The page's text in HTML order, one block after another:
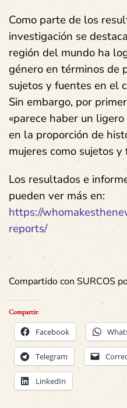
Como parte de los
investigación se
región del mundo ha
género en términos de
sujetos y fuentes en el
Sin embargo, por
«parece haber un
en la proporción de
mujeres como sujetos y
Los resultados e
pueden ver más en:
https://
reports/
Compartido con SURCOS
Compartir:
Facebook
Telegram
LinkedIn